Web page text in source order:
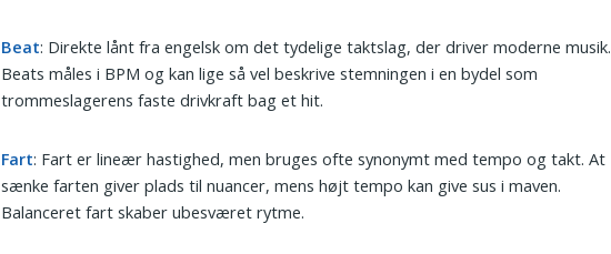
Beat: Direkte lånt fra engelsk om det tydelige taktslag, der driver moderne musik.
Beats måles i BPM og kan lige så vel beskrive stemningen i en bydel som
trommeslagerens faste drivkraft bag et hit.
Fart: Fart er lineær hastighed, men bruges ofte synonymt med tempo og takt. At
sænke farten giver plads til nuancer, mens højt tempo kan give sus i maven.
Balanceret fart skaber ubesværet rytme.